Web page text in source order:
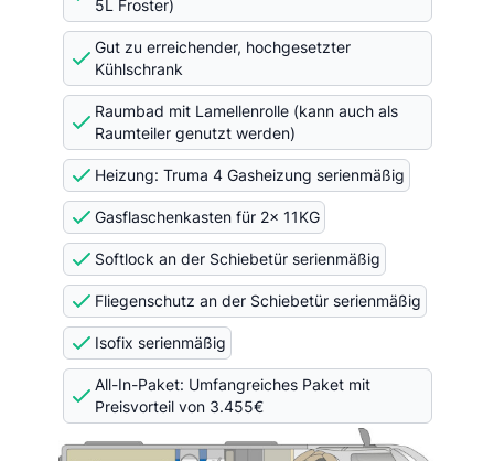
5L Froster)
Gut zu erreichender, hochgesetzter
Kühlschrank
Raumbad mit Lamellenrolle (kann auch als
Raumteiler genutzt werden)
Heizung: Truma 4 Gasheizung serienmäßig
Gasflaschenkasten für 2x 11KG
Softlock an der Schiebetür serienmäßig
Fliegenschutz an der Schiebetür serienmäßig
Isofix serienmäßig
All-In-Paket: Umfangreiches Paket mit
Preisvorteil von 3.455€